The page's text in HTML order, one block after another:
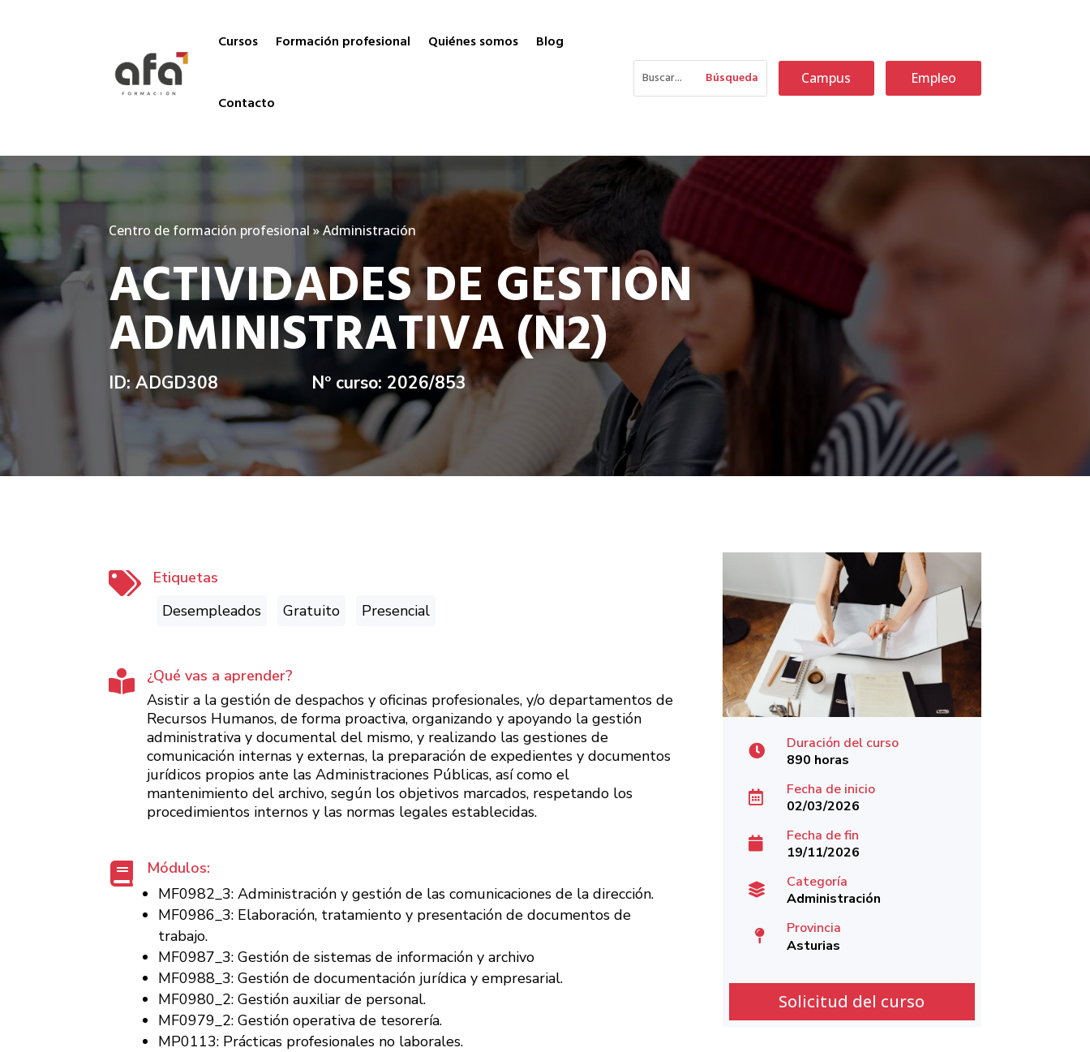
Cursos Formación profesional Quiénes somos Blog
Contacto
Campus Empleo
Centro de formación profesional »Administración
ACTIVIDADES DE GESTION
ADMINISTRATIVA (N2)
ID: ADGD308 Nº curso: 2026/853

Etiquetas
Desempleados
Gratuito Presencial

¿Qué vas a aprender?
Asistir a la gestión de despachos y oficinas profesionales, y/o departamentos de
Recursos Humanos, de forma proactiva, organizando y apoyando la gestión
administrativa y documental del mismo, y realizando las gestiones de
comunicación internas y externas, la preparación de expedientes y documentos
jurídicos propios ante las Administraciones Públicas, así como el
mantenimiento del archivo, según los objetivos marcados, respetando los
procedimientos internos y las normas legales establecidas.

Módulos:
MF0982_3: Administración y gestión de las comunicaciones de la dirección.
MF0986_3: Elaboración, tratamiento y presentación de documentos de
trabajo.
MF0987_3: Gestión de sistemas de información y archivo
MF0988_3: Gestión de documentación jurídica y empresarial.
MF0980_2: Gestión auxiliar de personal.
MF0979_2: Gestión operativa de tesorería.
MP0113: Prácticas profesionales no laborales.

Duración del curso
890 horas

Fecha de inicio
02/03/2026

Fecha de fin
19/11/2026

Categoría
Administración

Provincia
Asturias
Solicitud del curso